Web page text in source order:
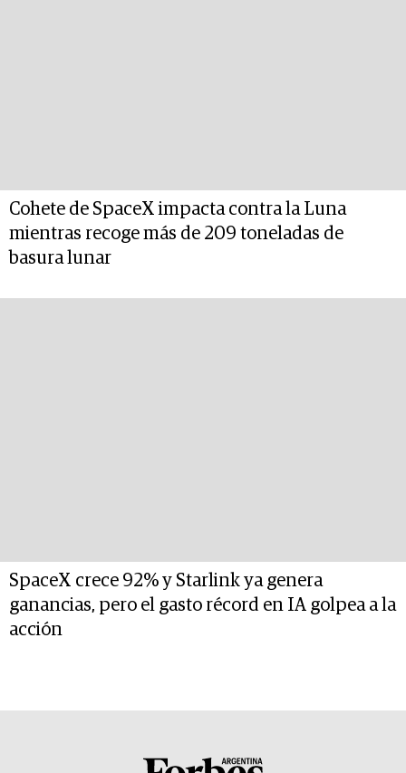
Cohete de SpaceX impacta contra la Luna
mientras recoge más de 209 toneladas de
basura lunar
SpaceX crece 92% y Starlink ya genera
ganancias, pero el gasto récord en IA golpea a la
acción